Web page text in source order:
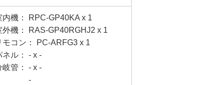
内機： RPC-GP40KA x 1
外機： RAS-GP40RGHJ2 x 1
モコン： PC-ARFG3 x 1
ネル： - x -
岐管： - x -